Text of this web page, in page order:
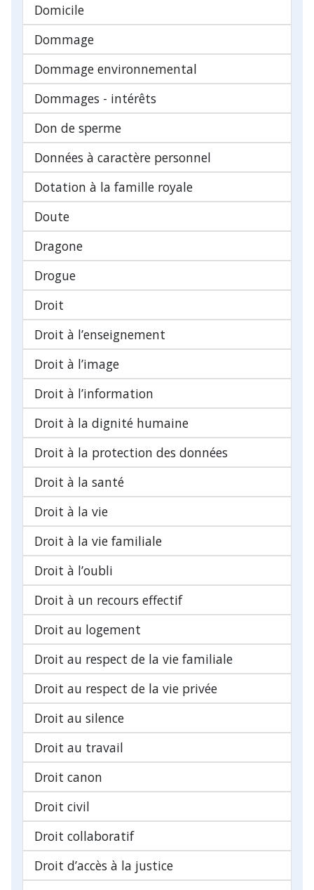
Domicile
Dommage
Dommage environnemental
Dommages - intérêts
Don de sperme
Données à caractère personnel
Dotation à la famille royale
Doute
Dragone
Drogue
Droit
Droit à l’enseignement
Droit à l’image
Droit à l’information
Droit à la dignité humaine
Droit à la protection des données
Droit à la santé
Droit à la vie
Droit à la vie familiale
Droit à l’oubli
Droit à un recours effectif
Droit au logement
Droit au respect de la vie familiale
Droit au respect de la vie privée
Droit au silence
Droit au travail
Droit canon
Droit civil
Droit collaboratif
Droit d’accès à la justice